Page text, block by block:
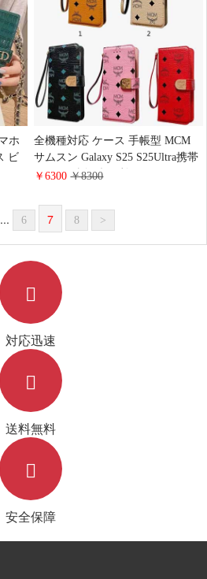
ジ
ホ
ビ
ク
全機種対応 ケース 手帳型 MCM
サムスン Galaxy S25 S25Ultra携帯
ケース 財布型 便利 エムシーエム
ド式 マルチサイズ 対応 定番柄
mcm google pixel 9/9xlケース 美し
￥6300￥8300
... 6 7 8 >
対応迅速
送料無料
安全保障